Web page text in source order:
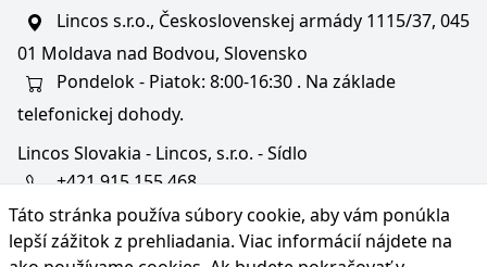
Táto stránka používa súbory cookie, aby vám ponúkla
lepší zážitok z prehliadania. Viac informácií nájdete na
Lincos s.r.o., Československej armády 1115/37, 045
01 Moldava nad Bodvou, Slovensko
Pondelok - Piatok: 8:00-16:30 . Na základe
telefonickej dohody.
Lincos Slovakia - Lincos, s.r.o. - Sídlo
+421 915 155 468
+36/30 343 6714
bratislava@lincos.sk